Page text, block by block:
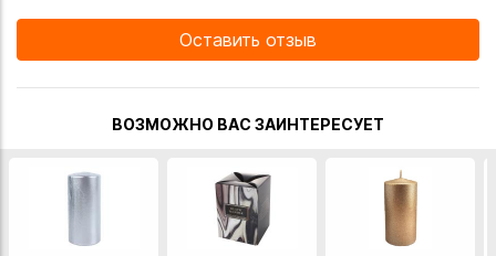
Оставить отзыв
ВОЗМОЖНО ВАС ЗАИНТЕРЕСУЕТ